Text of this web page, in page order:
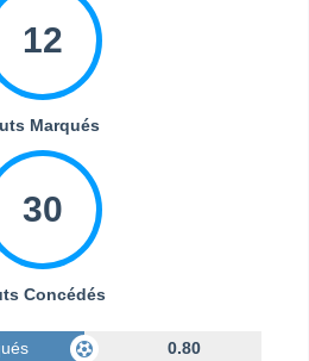
12
Marqués
30
Concédés
0.80